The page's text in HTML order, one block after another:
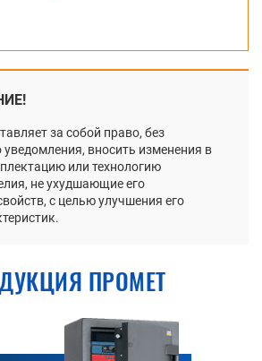
за собой право, без
уведомления, вносить изменения в
или технологию
не ухудшающие его
с целью улучшения его
ПРОМЕТ